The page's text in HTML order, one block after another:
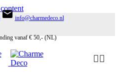
email info@charmedeco.nl
vanaf € 50,- (NL)